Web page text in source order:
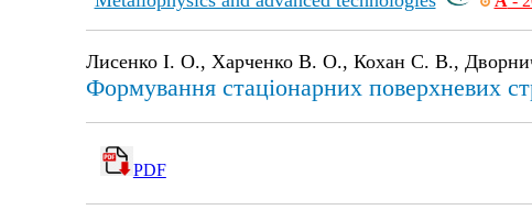
Лисенко І. О., Харченко В. О., Кохан С. В.,
Формування стаціонарних поверхневих
PDF